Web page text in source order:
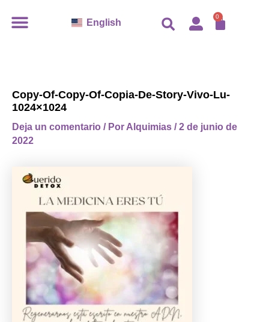
English 0
Copy-Of-Copy-Of-Copia-De-Story-Vivo-Lu-
1024×1024
Deja un comentario / Por Alquimias /2 de junio de
2022